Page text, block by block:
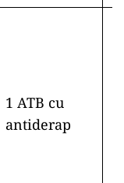
1 ATB cu
antiderap